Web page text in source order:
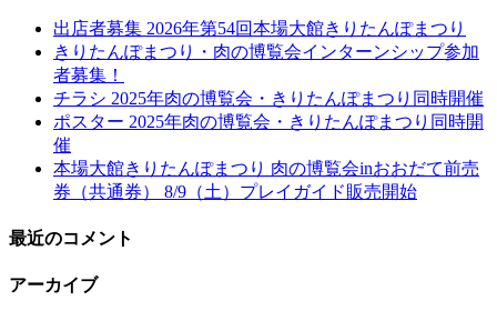
出店者募集 2026年第54回本場大館きりたんぽまつり
きりたんぽまつり・肉の博覧会インターンシップ参加
者募集！
チラシ 2025年肉の博覧会・きりたんぽまつり同時開催
ポスター 2025年肉の博覧会・きりたんぽまつり同時開
催
本場大館きりたんぽまつり 肉の博覧会inおおだて前売
券（共通券） 8/9（土）プレイガイド販売開始
最近のコメント
アーカイブ